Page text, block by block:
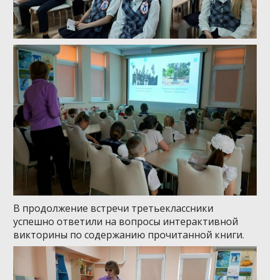
В продолжение встречи третьеклассники
успешно ответили на вопросы интерактивной
викторины по содержанию прочитанной книги.